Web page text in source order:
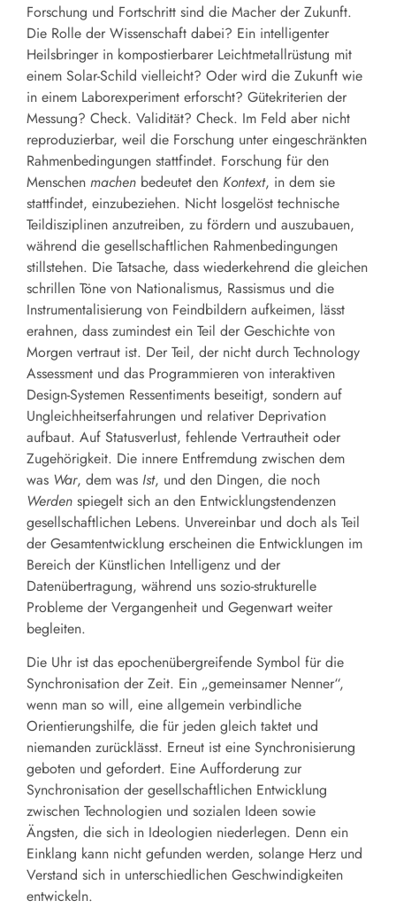
Forschung und Fortschritt sind die Macher der Zukunft.
Die Rolle der Wissenschaft dabei? Ein intelligenter
Heilsbringer in kompostierbarer Leichtmetallrüstung mit
einem Solar-Schild vielleicht? Oder wird die Zukunft wie
in einem Laborexperiment erforscht? Gütekriterien der
Messung? Check. Validität? Check. Im Feld aber nicht
reproduzierbar, weil die Forschung unter eingeschränkten
Rahmenbedingungen stattfindet. Forschung für den
Menschen machen bedeutet den Kontext, in dem sie
stattfindet, einzubeziehen. Nicht losgelöst technische
Teildisziplinen anzutreiben, zu fördern und auszubauen,
während die gesellschaftlichen Rahmenbedingungen
stillstehen. Die Tatsache, dass wiederkehrend die gleichen
schrillen Töne von Nationalismus, Rassismus und die
Instrumentalisierung von Feindbildern aufkeimen, lässt
erahnen, dass zumindest ein Teil der Geschichte von
Morgen vertraut ist. Der Teil, der nicht durch Technology
Assessment und das Programmieren von interaktiven
Design-Systemen Ressentiments beseitigt, sondern auf
Ungleichheitserfahrungen und relativer Deprivation
aufbaut. Auf Statusverlust, fehlende Vertrautheit oder
Zugehörigkeit. Die innere Entfremdung zwischen dem
was War, dem was Ist, und den Dingen, die noch
Werden spiegelt sich an den Entwicklungstendenzen
gesellschaftlichen Lebens. Unvereinbar und doch als Teil
der Gesamtentwicklung erscheinen die Entwicklungen im
Bereich der Künstlichen Intelligenz und der
Datenübertragung, während uns sozio-strukturelle
Probleme der Vergangenheit und Gegenwart weiter
begleiten.
Die Uhr ist das epochenübergreifende Symbol für die
Synchronisation der Zeit. Ein „gemeinsamer Nenner“,
wenn man so will, eine allgemein verbindliche
Orientierungshilfe, die für jeden gleich taktet und
niemanden zurücklässt. Erneut ist eine Synchronisierung
geboten und gefordert. Eine Aufforderung zur
Synchronisation der gesellschaftlichen Entwicklung
zwischen Technologien und sozialen Ideen sowie
Ängsten, die sich in Ideologien niederlegen. Denn ein
Einklang kann nicht gefunden werden, solange Herz und
Verstand sich in unterschiedlichen Geschwindigkeiten
entwickeln.